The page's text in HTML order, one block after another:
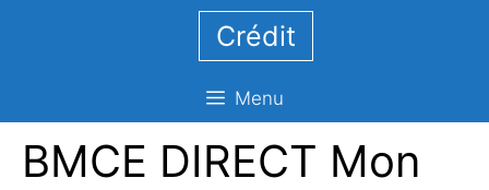
Crédit
Menu
BMCE DIRECT Mon